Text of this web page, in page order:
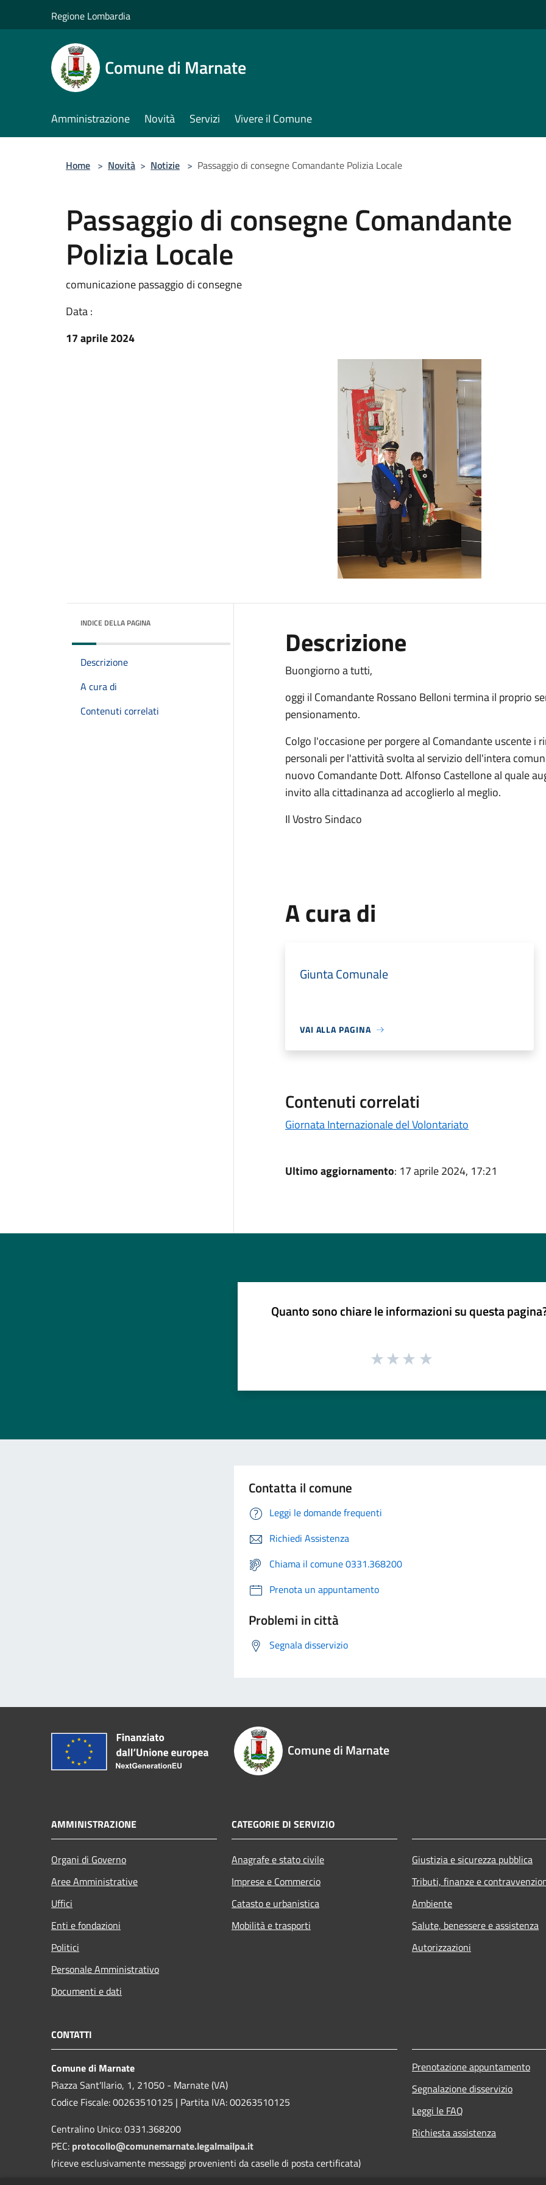
Regione Lombardia
Comune di Marnate
Amministrazione Novità Servizi Vivere il Comune
Home > Novità > Notizie > Passaggio di consegne Comandante Polizia Locale
Passaggio di consegne Comandante
Polizia Locale
comunicazione passaggio di consegne
Data :
17 aprile 2024
INDICE DELLA PAGINA
Descrizione
A cura di
Contenuti correlati
Descrizione
Buongiorno a tutti,
oggi il Comandante Rossano Belloni termina il proprio
pensionamento.
Colgo l'occasione per porgere al Comandante uscente
personali per l'attività svolta al servizio dell'intera
nuovo Comandante Dott. Alfonso Castellone al quale
invito alla cittadinanza ad accoglierlo al meglio.
Il Vostro Sindaco
A cura di
Giunta Comunale
VAI ALLA PAGINA
Contenuti correlati
Giornata Internazionale del Volontariato
Ultimo aggiornamento: 17 aprile 2024, 17:21
Quanto sono chiare le informazioni su questa
Contatta il comune
Leggi le domande frequenti
Richiedi Assistenza
Chiama il comune 0331.368200
Prenota un appuntamento
Problemi in città
Segnala disservizio
Comune di Marnate
AMMINISTRAZIONE
Organi di Governo
Aree Amministrative
Uffici
Enti e fondazioni
Politici
Personale Amministrativo
Documenti e dati
CATEGORIE DI SERVIZIO
Anagrafe e stato civile
Imprese e Commercio
Catasto e urbanistica
Mobilità e trasporti
Giustizia e sicurezza pubblica
Tributi, finanze e
Ambiente
Salute, benessere e assistenza
Autorizzazioni
CONTATTI
Comune di Marnate
Piazza Sant'Ilario, 1, 21050 - Marnate (VA)
Codice Fiscale: 00263510125 | Partita IVA: 00263510125
Centralino Unico: 0331.368200
PEC: protocollo@comunemarnate.legalmailpa.it
(riceve esclusivamente messaggi provenienti da caselle di posta certificata)
Prenotazione appuntamento
Segnalazione disservizio
Leggi le FAQ
Richiesta assistenza